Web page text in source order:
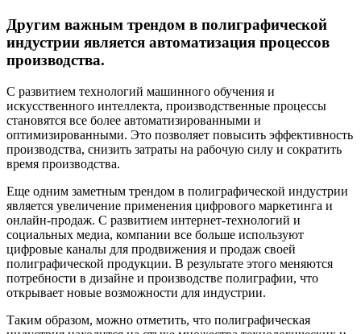
Другим важным трендом в полиграфической
индустрии является автоматизация процессов
производства.
С развитием технологий машинного обучения и
искусственного интеллекта, производственные процессы
становятся все более автоматизированными и
оптимизированными. Это позволяет повысить эффективность
производства, снизить затраты на рабочую силу и сократить
время производства.
Еще одним заметным трендом в полиграфической индустрии
является увеличение применения цифрового маркетинга и
онлайн-продаж. С развитием интернет-технологий и
социальных медиа, компании все больше используют
цифровые каналы для продвижения и продаж своей
полиграфической продукции. В результате этого меняются
потребности в дизайне и производстве полиграфии, что
открывает новые возможности для индустрии.
Таким образом, можно отметить, что полиграфическая